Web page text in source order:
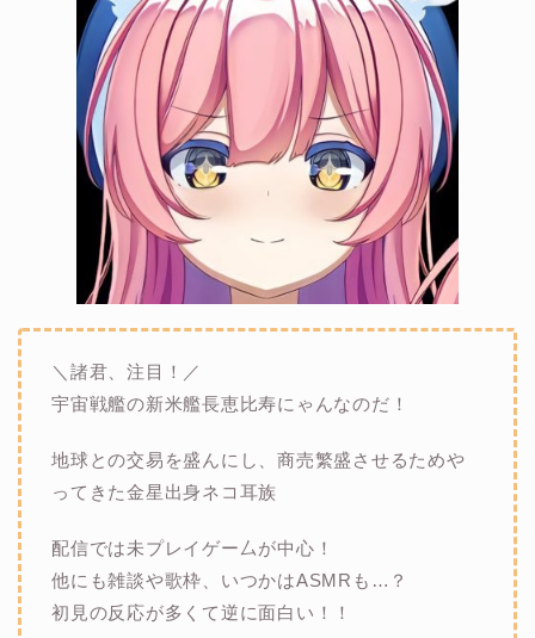
＼諸君、注目！／
宇宙戦艦の新米艦長恵比寿にゃんなのだ！
地球との交易を盛んにし、商売繁盛させるためや
ってきた金星出身ネコ耳族
配信では未プレイゲー厶が中心！
他にも雑談や歌枠、いつかはASMRも…？
初見の反応が多くて逆に面白い！！